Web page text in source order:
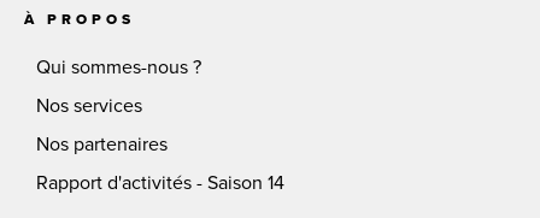
À PROPOS
Qui sommes-nous ?
Nos services
Nos partenaires
Rapport d'activités - Saison 14